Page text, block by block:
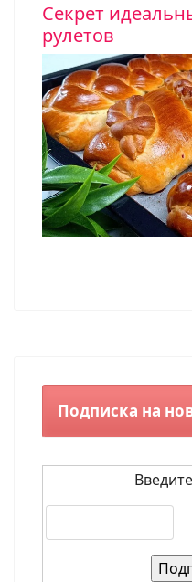
Секрет
рулетов
Подписка на